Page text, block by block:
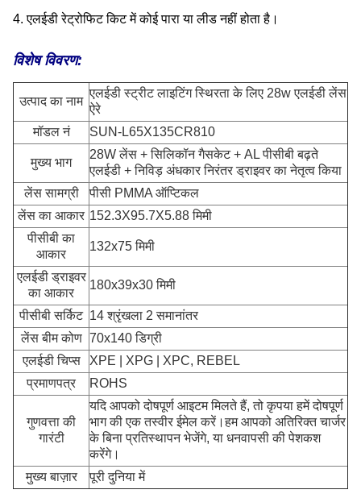
4. एलईडी रेट्रोफिट किट में कोई पारा या लीड नहीं होता है।
विशेष विवरण:
उत्पाद का नाम
एलईडी स्ट्रीट लाइटिंग स्थिरता के लिए 28w एलईडी लेंस
ऐरे
मॉडल नं
SUN-L65X135CR810
मुख्य भाग
28W लेंस + सिलिकॉन गैसकेट + AL पीसीबी बढ़ते
एलईडी + निविड़ अंधकार निरंतर ड्राइवर का नेतृत्व किया
लेंस सामग्री
पीसी PMMA ऑप्टिकल
लेंस का आकार 152.3X95.7X5.88 मिमी
पीसीबी का
आकार
132x75 मिमी
एलईडी ड्राइवर
का आकार
180x39x30 मिमी
पीसीबी सर्किट 14 श्रृंखला 2 समानांतर
लेंस बीम कोण 70x140 डिग्री
एलईडी चिप्स
XPE | XPG | XPC, REBEL
प्रमाणपत्र
ROHS
गुणवत्ता की
गारंटी
यदि आपको दोषपूर्ण आइटम मिलते हैं, तो कृपया हमें दोषपूर्ण
भाग की एक तस्वीर ईमेल करें।हम आपको अतिरिक्त चार्जर
के बिना प्रतिस्थापन भेजेंगे, या धनवापसी की पेशकश
करेंगे।
मुख्य बाज़ार
पूरी दुनिया में